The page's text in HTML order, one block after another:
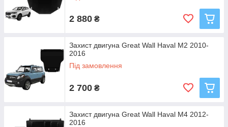
2 880 ₴
Захист двигуна Great Wall Haval M2 2010-
2016
Під замовлення
2 700 ₴
Захист двигуна Great Wall Haval M4 2012-
2016